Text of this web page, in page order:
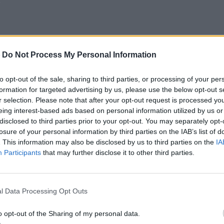
Do Not Process My Personal Information
opt-out of the sale, sharing to third parties, or processing of your
for targeted advertising by us, please use the below opt-out
selection. Please note that after your opt-out request is processed
interest-based ads based on personal information utilized by us
to third parties prior to your opt-out. You may separately
of your personal information by third parties on the IAB’s list of
This information may also be disclosed by us to third parties on the
Participants that may further disclose it to other third parties.
Data Processing Opt Outs
opt-out of the Sharing of my personal data.
έκθεση (ποσά από την ενοικίαση των
δωρίζονται σε κάποιο συγκεκριμένο
των πουλιών σε διάφορες περιοχές του κόσμου
. Το φετινό θέμα ήταν «Διατηρώντας της ζωή
στη Νότιο Αμερική.
το Μουσείο Φυσικής Ιστορίας Απολιθωμένου
διαθέτει μοναδικό φυσικό πλούτο,
και έχει αναγνωρισθεί ως Παγκόμσιο